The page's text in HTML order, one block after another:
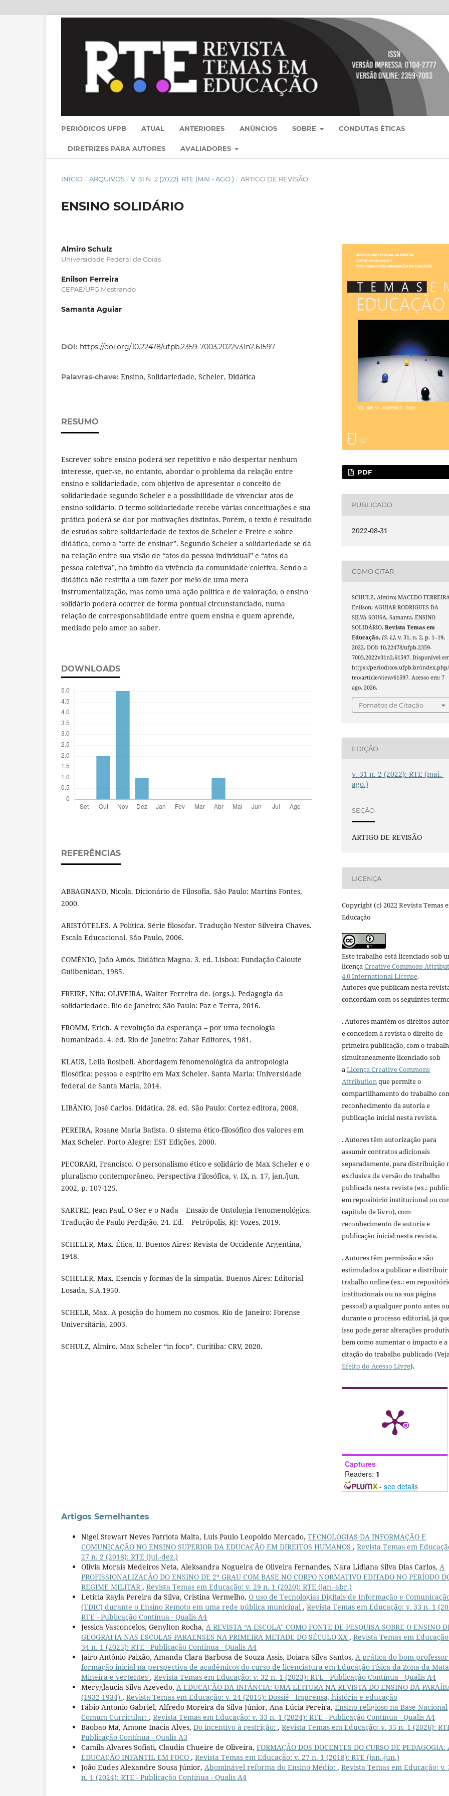
PERIÓDICOS UFPB ATUAL ANTERIORES ANÚNCIOS SOBRE CONDUTAS ÉTICAS
DIRETRIZES PARA AUTORES AVALIADORES
INÍCIO / ARQUIVOS / V. 31 N. 2 (2022): RTE (MAI.- AGO.) / ARTIGO DE REVISÃO
ENSINO SOLIDÁRIO
Almiro Schulz
Universidade Federal de Goiás
Enilson Ferreira
CEPAE/UFG Mestrando
Samanta Aguiar
DOI: https://doi.org/10.22478/ufpb.2359-7003.2022v31n2.61597
Palavras-chave: Ensino, Solidariedade, Scheler, Didática
RESUMO
Escrever sobre ensino poderá ser repetitivo e não despertar nenhum
interesse, quer-se, no entanto, abordar o problema da relação entre
ensino e solidariedade, com objetivo de apresentar o conceito de
solidariedade segundo Scheler e a possibilidade de vivenciar atos de
ensino solidário. O termo solidariedade recebe várias conceituações e sua
prática poderá se dar por motivações distintas. Porém, o texto é resultado
de estudos sobre solidariedade de textos de Scheler e Freire e sobre
didática, como a “arte de ensinar”. Segundo Scheler a solidariedade se dá
na relação entre sua visão de “atos da pessoa individual” e “atos da
pessoa coletiva”, no âmbito da vivência da comunidade coletiva. Sendo a
didática não restrita a um fazer por meio de uma mera
instrumentalização, mas como uma ação política e de valoração, o ensino
solidário poderá ocorrer de forma pontual circunstanciado, numa
relação de corresponsabilidade entre quem ensina e quem aprende,
mediado pelo amor ao saber.
DOWNLOADS
REFERÊNCIAS
ABBAGNANO, Nicola. Dicionário de Filosofia. São Paulo: Martins Fontes,
2000.
ARISTÓTELES. A Política. Série filosofar. Tradução Nestor Silveira Chaves.
Escala Educacional. São Paulo, 2006.
COMÉNIO, João Amós. Didática Magna. 3. ed. Lisboa: Fundação Caloute
Guilbenkian, 1985.
FREIRE, Nita; OLIVEIRA, Walter Ferreira de. (orgs.). Pedagogia da
solidariedade. Rio de Janeiro; São Paulo: Paz e Terra, 2016.
FROMM, Erich. A revolução da esperança – por uma tecnologia
humanizada. 4. ed. Rio de Janeiro: Zahar Editores, 1981.
KLAUS, Leila Rosibeli. Abordagem fenomenológica da antropologia
filosófica: pessoa e espírito em Max Scheler. Santa Maria: Universidade
federal de Santa Maria, 2014.
LIBÂNIO, José Carlos. Didática. 28. ed. São Paulo: Cortez editora, 2008.
PEREIRA, Rosane Maria Batista. O sistema ético-filosófico dos valores em
Max Scheler. Porto Alegre: EST Edições, 2000.
PECORARI, Francisco. O personalismo ético e solidário de Max Scheler e o
pluralismo contemporâneo. Perspectiva Filosófica, v. IX, n. 17, jan./jun.
2002, p. 107-125.
SARTRE, Jean Paul. O Ser e o Nada – Ensaio de Ontologia Fenomenológica.
Tradução de Paulo Perdigão. 24. Ed. – Petrópolis, RJ: Vozes, 2019.
SCHELER, Max. Ética, II. Buenos Aires: Revista de Occidente Argentina,
1948.
SCHELER, Max. Esencia y formas de la simpatia. Buenos Aires: Editorial
Losada, S.A.1950.
SCHELR, Max. A posição do homem no cosmos. Rio de Janeiro: Forense
Universitária, 2003.
SCHULZ, Almiro. Max Scheler “in foco”. Curitiba: CRV, 2020.
PDF
PUBLICADO
2022-08-31
COMO CITAR
SCHULZ, Almiro; MACEDO
Enilson; AGUIAR RODRIGUES DA
SILVA SOUSA, Samanta. ENSINO
SOLIDÁRIO.Revista Temas em
Educação,[S. l.], v. 31, n. 2, p. 1–19,
2022. DOI: 10.22478/ufpb.2359-
7003.2022v31n2.61597. Disponível
https://periodicos.ufpb.br/
teo/article/view/61597. Acesso em: 7
ago. 2026.
Fomatos de Citação
EDIÇÃO
v. 31 n. 2 (2022): RTE (mai.-
ago.)
SEÇÃO
ARTIGO DE REVISÃO
LICENÇA
Copyright (c) 2022 Revista Temas
Educação
Este trabalho está licenciado sob
licençaCreative Commons
4.0 International License.
Autores que publicam nesta
concordam com os seguintes
. Autores mantém os direitos
e concedem à revista o direito de
primeira publicação, com o
simultaneamente licenciado sob
aLicença Creative Commons
Attributionque permite o
compartilhamento do trabalho
reconhecimento da autoria e
publicação inicial nesta revista.
. Autores têm autorização para
assumir contratos adicionais
separadamente, para distribuição
exclusiva da versão do trabalho
publicada nesta revista (ex.:
em repositório institucional ou
capítulo de livro), com
reconhecimento de autoria e
publicação inicial nesta revista.
. Autores têm permissão e são
estimulados a publicar e distribuir
trabalho online (ex.: em
institucionais ou na sua página
pessoal) a qualquer ponto antes ou
durante o processo editorial, já
isso pode gerar alterações
bem como aumentar o impacto e a
citação do trabalho publicado
Efeito do Acesso Livre).
Captures
Readers: 1
- see details
Artigos Semelhantes
Nigel Stewart Neves Patriota Malta, Luis Paulo Leopoldo Mercado, TECNOLOGIAS DA INFORMAÇÃO E
COMUNICAÇÃO NO ENSINO SUPERIOR DA EDUCAÇÃO EM DIREITOS HUMANOS , Revista Temas em
27 n. 2 (2018): RTE (jul.-dez.)
Olivia Morais Medeiros Neta, Aleksandra Nogueira de Oliveira Fernandes, Nara Lidiana Silva Dias Carlos, A
PROFISSIONALIZAÇÃO DO ENSINO DE 2º GRAU COM BASE NO CORPO NORMATIVO EDITADO NO PERÍODO
REGIME MILITAR, Revista Temas em Educação: v. 29 n. 1 (2020): RTE (jan.-abr.)
Leticia Rayla Pereira da Silva, Cristina Vermelho, O uso de Tecnologias Digitais de Informação e
(TDIC) durante o Ensino Remoto em uma rede pública municipal , Revista Temas em Educação: v. 33 n. 1
RTE - Publicação Contínua - Qualis A4
Jessica Vasconcelos, Genylton Rocha, A REVISTA “A ESCOLA" COMO FONTE DE PESQUISA SOBRE O ENSINO
GEOGRAFIA NAS ESCOLAS PARAENSES NA PRIMEIRA METADE DO SÉCULO XX , Revista Temas em
34 n. 1 (2025): RTE - Publicação Contínua - Qualis A4
Jairo Antônio Paixão, Amanda Clara Barbosa de Souza Assis, Doiara Silva Santos, A prática do bom
formação inicial na perspectiva de acadêmicos do curso de licenciatura em Educação Física da Zona da Mata
Mineira e vertentes , Revista Temas em Educação: v. 32 n. 1 (2023): RTE - Publicação Contínua - Qualis A4
Meryglaucia Silva Azevedo, A EDUCAÇÃO DA INFÂNCIA: UMA LEITURA NA REVISTA DO ENSINO DA
(1932-1934) , Revista Temas em Educação: v. 24 (2015): Dossiê - Imprensa, história e educação
Fábio Antonio Gabriel, Alfredo Moreira da Silva Júnior, Ana Lúcia Pereira, Ensino religioso na Base Nacional
Comum Curricular: , Revista Temas em Educação: v. 33 n. 1 (2024): RTE - Publicação Contínua - Qualis A4
Baobao Ma, Amone Inacia Alves, Do incentivo à restrição: , Revista Temas em Educação: v. 35 n. 1 (2026):
Publicação Contínua - Qualis A3
Camila Alvares Sofiati, Claudia Chueire de Oliveira, FORMAÇÃO DOS DOCENTES DO CURSO DE PEDAGOGIA:
EDUCAÇÃO INFANTIL EM FOCO , Revista Temas em Educação: v. 27 n. 1 (2018): RTE (jan.-jun.)
João Eudes Alexandre Sousa Júnior, Abominável reforma do Ensino Médio: , Revista Temas em Educação: v.
n. 1 (2024): RTE - Publicação Contínua - Qualis A4